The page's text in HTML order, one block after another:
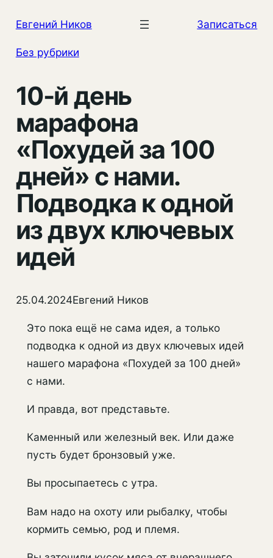
содержимому
Евгений Ников Записаться
Без рубрики
10-й день
марафона
«Похудей за 100
дней» с нами.
Подводка к одной
из двух ключевых
идей
25.04.2024Евгений Ников
Это пока ещё не сама идея, а только
подводка к одной из двух ключевых идей
нашего марафона «Похудей за 100 дней»
с нами.
И правда, вот представьте.
Каменный или железный век. Или даже
пусть будет бронзовый уже.
Вы просыпаетесь с утра.
Вам надо на охоту или рыбалку, чтобы
кормить семью, род и племя.